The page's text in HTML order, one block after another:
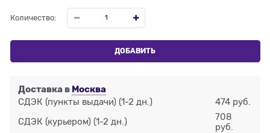
Количество:
ДОБАВИТЬ
Доставка в Москва
СДЭК (пункты выдачи) (1-2 дн.) 474 руб.
СДЭК (курьером) (1-2 дн.)
708
руб.